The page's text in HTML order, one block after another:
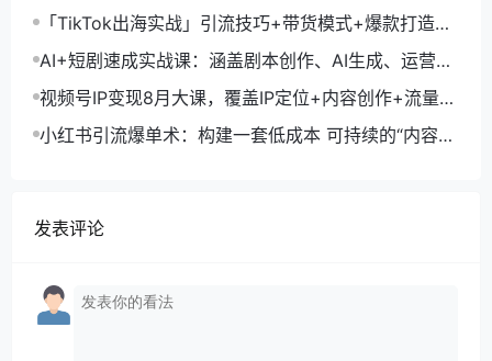
月询盘转化率提升200%
「TikTok出海实战」引流技巧+带货模式+爆款打造，
单月变现10万+秘籍
AI+短剧速成实战课：涵盖剧本创作、AI生成、运营变
现，单部剧收益破万
视频号IP变现8月大课，覆盖IP定位+内容创作+流量获
取+合规运营+商业转化
小红书引流爆单术：构建一套低成本 可持续的“内容-
发表评论